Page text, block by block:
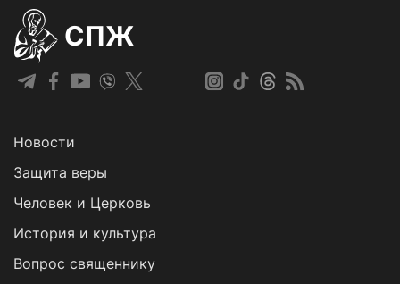
СПЖ
Новости
Защита веры
Человек и Церковь
История и культура
Вопрос священнику